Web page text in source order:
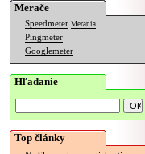
Merače
Speedmeter Merania
Pingmeter
Googlemeter
Hľadanie
Top články